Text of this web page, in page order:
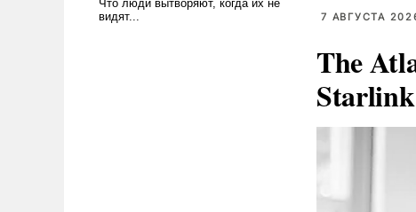
7 АВГУСТА
The
Starlink